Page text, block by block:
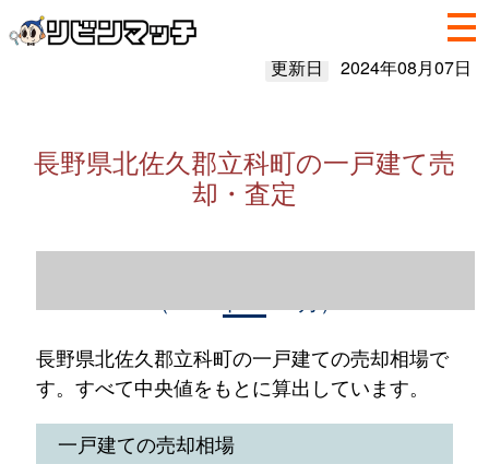
更新日 2024年08月07日
長野県北佐久郡立科町の一戸建て売
却・査定
長野県北佐久郡立科町の一戸建ての売却相場で
す。すべて中央値をもとに算出しています。
一戸建ての売却相場